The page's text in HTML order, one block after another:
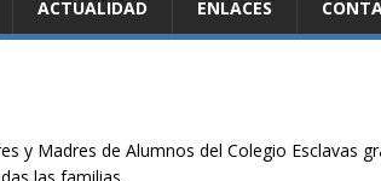
ACTUALIDAD ENLACES
y Madres de Alumnos del Colegio Esclavas